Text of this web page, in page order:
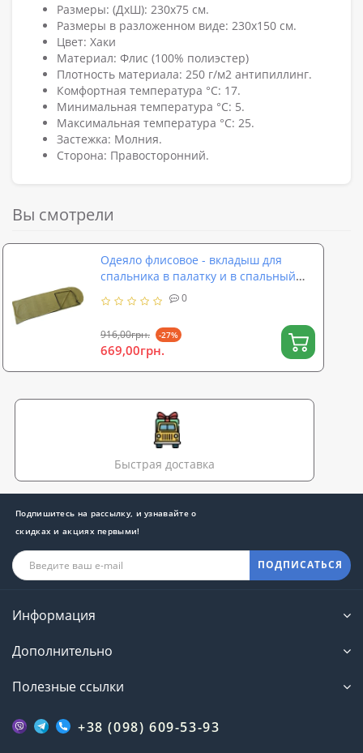
Размеры: (ДхШ): 230х75 см.
Размеры в разложенном виде: 230х150 см.
Цвет: Хаки
Материал: Флис (100% полиэстер)
Плотность материала: 250 г/м2 антипиллинг.
Комфортная температура °C: 17.
Минимальная температура °C: 5.
Максимальная температура °C: 25.
Застежка: Молния.
Сторона: Правосторонний.
Вы смотрели
Одеяло флисовое - вкладыш для
спальника в палатку и в спальный
мешок OSPORT (TY-0027)
0
916,00грн. -27%
669,00грн.
Быстрая доставка
Подпишитесь на рассылку, и узнавайте о
скидках и акциях первыми!
ПОДПИСАТЬСЯ
Информация
Дополнительно
Полезные ссылки
+38 (098) 609-53-93